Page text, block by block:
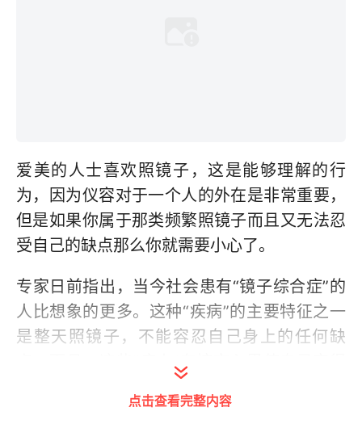
爱美的人士喜欢照镜子，这是能够理解的行
为，因为仪容对于一个人的外在是非常重要，
但是如果你属于那类频繁照镜子而且又无法忍
受自己的缺点那么你就需要小心了。
专家日前指出，当今社会患有“镜子综合症”的
人比想象的更多。这种“疾病”的主要特征之一
是整天照镜子，不能容忍自己身上的任何缺
点。而且，这些“病人”在挖空心思使自己变得
点击查看完整内容